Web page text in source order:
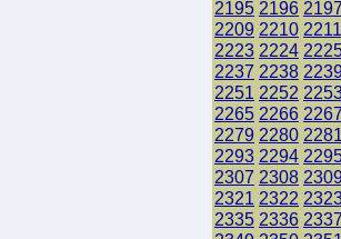
2195 2196 2197
2209 2210 2211
2223 2224
2237 2238
2251 2252
2265 2266 2267
2279 2280 2281
2293 2294
2307 2308
2321 2322
2335 2336 2337